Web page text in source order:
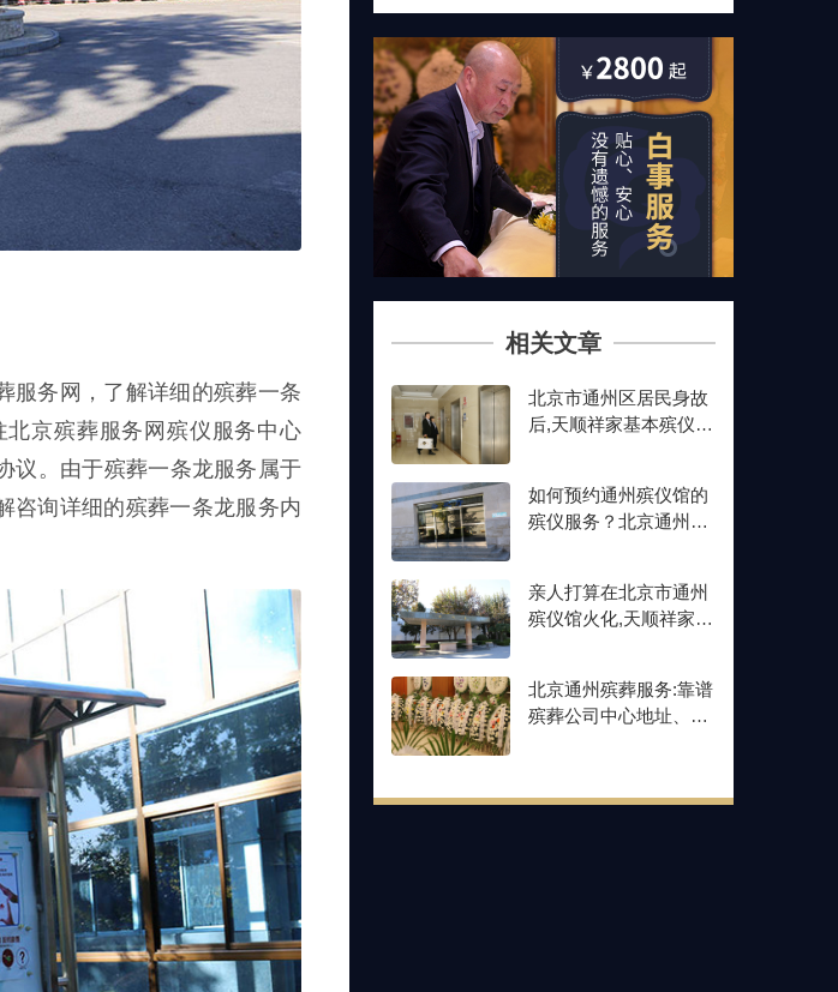
服务网，了解详细的殡葬一条
京殡葬服务网殡仪服务中心
议。由于殡葬一条龙服务属于
咨询详细的殡葬一条龙服务内
相关文章
北京市通州区居民身故
后,天顺祥家基本殡仪服
如何预约通州殡仪馆的
殡仪服务？北京通州殡
亲人打算在北京市通州
殡仪馆火化,天顺祥家可
北京通州殡葬服务:靠谱
殡葬公司中心地址、24